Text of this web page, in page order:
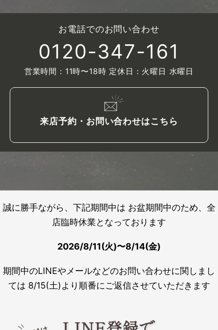
お電話でのお問い合わせ
0120-347-161
営業時間：11時〜18時 定休日：火曜日 水曜日
来店予約・お問い合わせはこちら
誠に勝手ながら、下記期間中は お盆期間中のため、全
店臨時休業となっております
2026/8/11(火)〜8/14(金)
期間中のLINEやメールなどのお問い合わせに関しまし
ては 8/15(土)より順番にご返信させていただきます